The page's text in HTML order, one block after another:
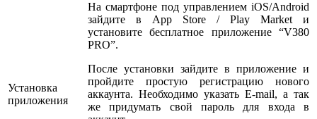
Установка
приложения
На смартфоне под управлением iOS/Android
зайдите в App Store / Play Market и
установите бесплатное приложение “V380
PRO”.
После установки зайдите в приложение и
пройдите простую регистрацию нового
аккаунта. Необходимо указать E-mail, а так
же придумать свой пароль для входа в